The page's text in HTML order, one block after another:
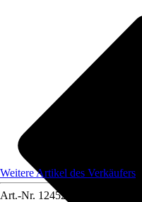
Weitere Artikel des Verkäufers
Art.-Nr. 12452477